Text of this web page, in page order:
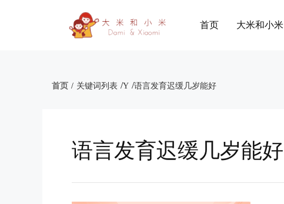
首页 大米和小米
首页 / 关键词列表 /Y /语言发育迟缓几岁能好
语言发育迟缓几岁能好